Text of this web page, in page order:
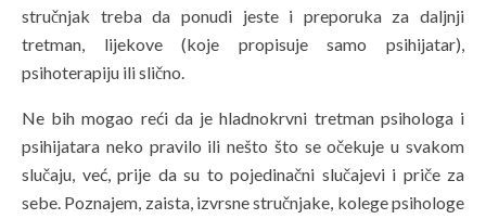
stručnjak treba da ponudi jeste i preporuka za daljnji
tretman, lijekove (koje propisuje samo psihijatar),
psihoterapiju ili slično.
Ne bih mogao reći da je hladnokrvni tretman psihologa i
psihijatara neko pravilo ili nešto što se očekuje u svakom
slučaju, već, prije da su to pojedinačni slučajevi i priče za
sebe. Poznajem, zaista, izvrsne stručnjake, kolege psihologe